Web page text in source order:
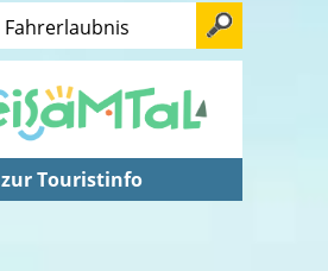
zur Touristinfo